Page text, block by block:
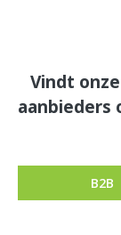
Vindt
aanbieders
B2B